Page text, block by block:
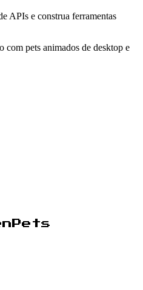
APIs e construa ferramentas
com pets animados de desktop e